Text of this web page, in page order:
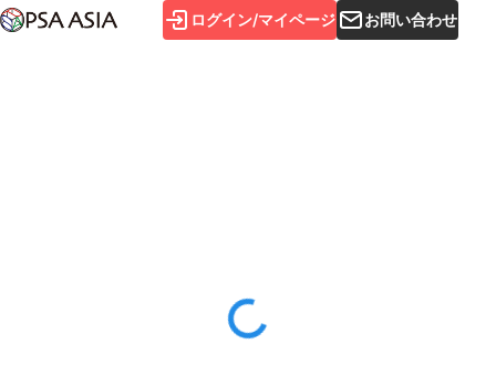
ログイン/マイページ お問い合わせ